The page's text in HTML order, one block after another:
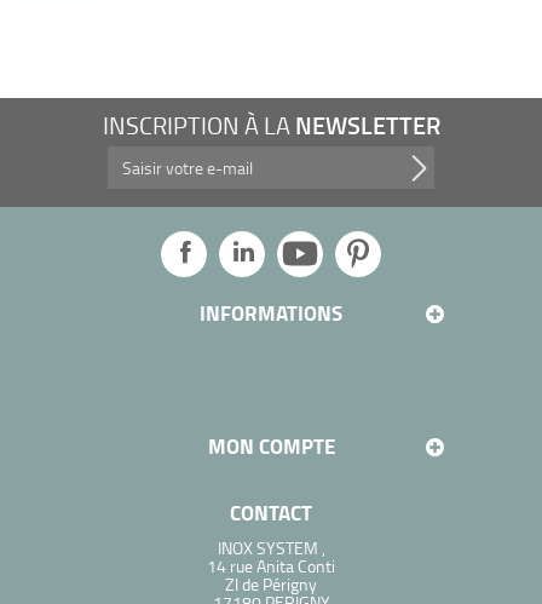
INSCRIPTION À LANEWSLETTER
Profitez de nos promotions, et plus encore...
INFORMATIONS
MON COMPTE
CONTACT
INOX SYSTEM ,
14 rue Anita Conti
ZI de Périgny